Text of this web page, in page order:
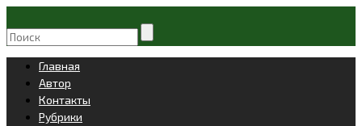
Главная
Автор
Контакты
Рубрики